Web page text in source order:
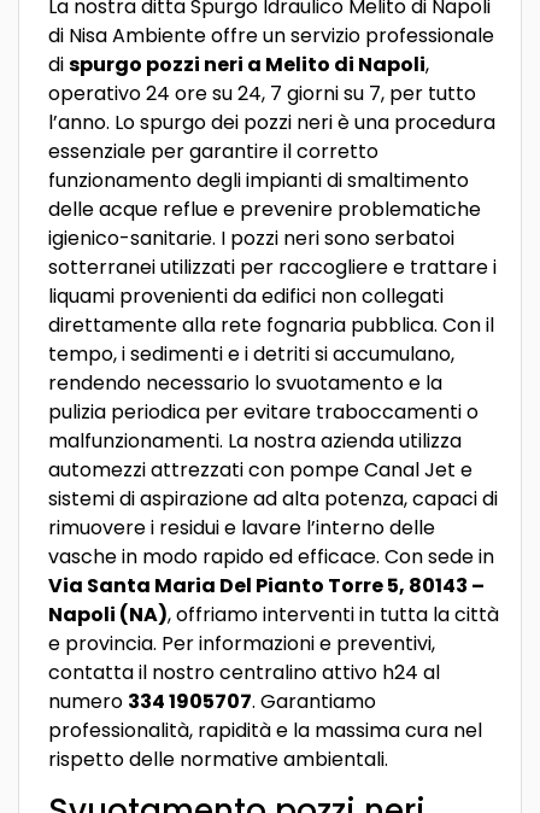
La nostra ditta Spurgo Idraulico Melito di Napoli
di Nisa Ambiente offre un servizio professionale
dispurgo pozzi neri a Melito di Napoli,
operativo 24 ore su 24, 7 giorni su 7, per tutto
l’anno. Lo spurgo dei pozzi neri è una procedura
essenziale per garantire il corretto
funzionamento degli impianti di smaltimento
delle acque reflue e prevenire problematiche
igienico-sanitarie. I pozzi neri sono serbatoi
sotterranei utilizzati per raccogliere e trattare i
liquami provenienti da edifici non collegati
direttamente alla rete fognaria pubblica. Con il
tempo, i sedimenti e i detriti si accumulano,
rendendo necessario lo svuotamento e la
pulizia periodica per evitare traboccamenti o
malfunzionamenti. La nostra azienda utilizza
automezzi attrezzati con pompe Canal Jet e
sistemi di aspirazione ad alta potenza, capaci di
rimuovere i residui e lavare l’interno delle
vasche in modo rapido ed efficace. Con sede in
Via Santa Maria Del Pianto Torre 5, 80143 –
Napoli (NA), offriamo interventi in tutta la città
e provincia. Per informazioni e preventivi,
contatta il nostro centralino attivo h24 al
numero 334 1905707. Garantiamo
professionalità, rapidità e la massima cura nel
rispetto delle normative ambientali.